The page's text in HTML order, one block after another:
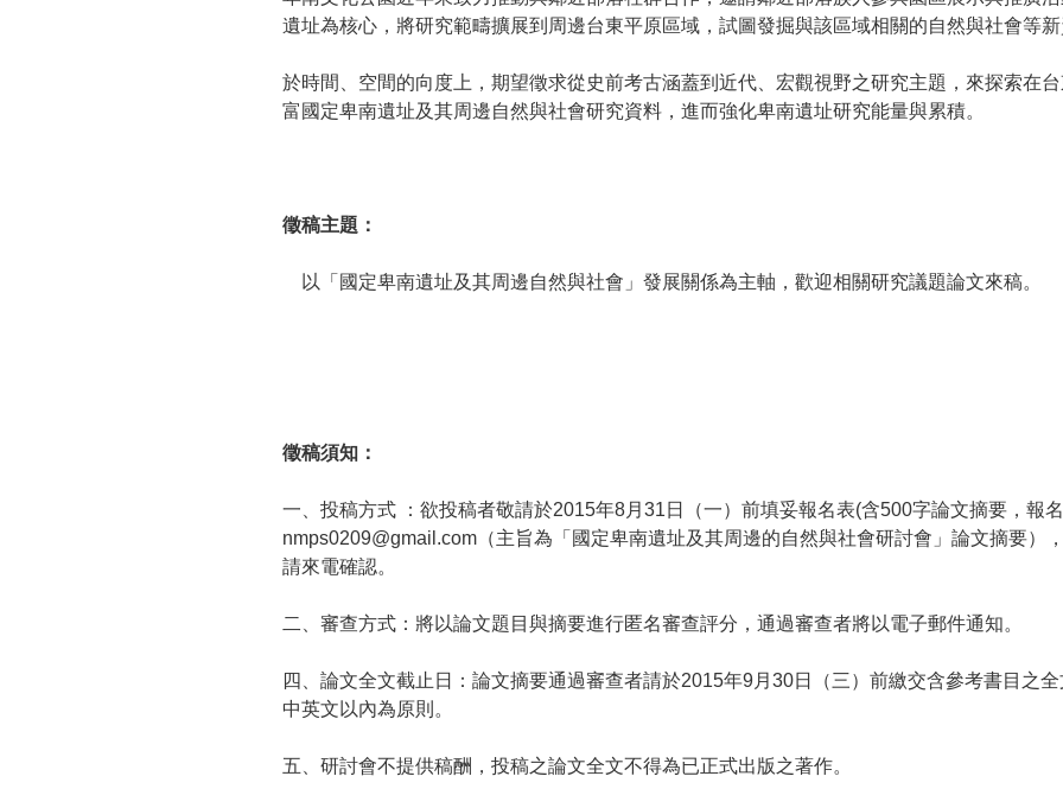
遺址為核心，將研究範疇擴展到周邊台東平原區域，試圖發掘與該區域相關的自然與社會等新
於時間、空間的向度上，期望徵求從史前考古涵蓋到近代、宏觀視野之研究主題，來探索在
富國定卑南遺址及其周邊自然與社會研究資料，進而強化卑南遺址研究能量與累積。
徵稿主題：
以「國定卑南遺址及其周邊自然與社會」發展關係為主軸，歡迎相關研究議題論文來稿。
徵稿須知：
一、投稿方式 ：欲投稿者敬請於2015年8月31日（一）前填妥報名表(含500字論文摘要，報
nmps0209@gmail.com（主旨為「國定卑南遺址及其周邊的自然與社會研討會」論文摘要）
請來電確認。
二、審查方式：將以論文題目與摘要進行匿名審查評分，通過審查者將以電子郵件通知。
四、論文全文截止日：論文摘要通過審查者請於2015年9月30日（三）前繳交含參考書目之
中英文以內為原則。
五、研討會不提供稿酬，投稿之論文全文不得為已正式出版之著作。